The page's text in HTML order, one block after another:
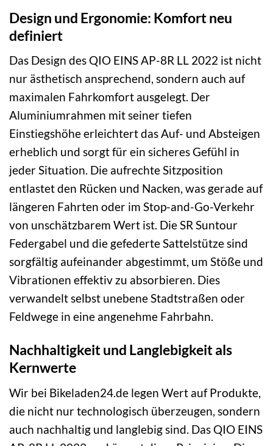
Design und Ergonomie: Komfort neu
definiert
Das Design des QIO EINS AP-8R LL 2022 ist nicht
nur ästhetisch ansprechend, sondern auch auf
maximalen Fahrkomfort ausgelegt. Der
Aluminiumrahmen mit seiner tiefen
Einstiegshöhe erleichtert das Auf- und Absteigen
erheblich und sorgt für ein sicheres Gefühl in
jeder Situation. Die aufrechte Sitzposition
entlastet den Rücken und Nacken, was gerade auf
längeren Fahrten oder im Stop-and-Go-Verkehr
von unschätzbarem Wert ist. Die SR Suntour
Federgabel und die gefederte Sattelstütze sind
sorgfältig aufeinander abgestimmt, um Stöße und
Vibrationen effektiv zu absorbieren. Dies
verwandelt selbst unebene Stadtstraßen oder
Feldwege in eine angenehme Fahrbahn.
Nachhaltigkeit und Langlebigkeit als
Kernwerte
Wir bei Bikeladen24.de legen Wert auf Produkte,
die nicht nur technologisch überzeugen, sondern
auch nachhaltig und langlebig sind. Das QIO EINS